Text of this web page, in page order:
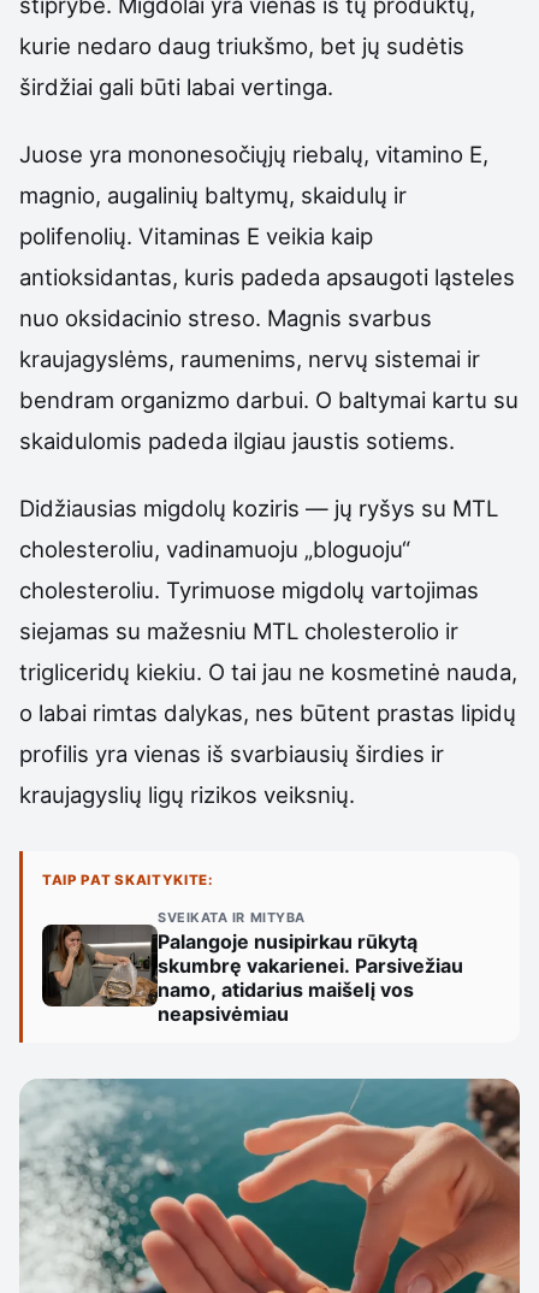
kurie nedaro daug triukšmo, bet jų sudėtis
širdžiai gali būti labai vertinga.
Juose yra mononesočiųjų riebalų, vitamino E,
magnio, augalinių baltymų, skaidulų ir
polifenolių. Vitaminas E veikia kaip
antioksidantas, kuris padeda apsaugoti ląsteles
nuo oksidacinio streso. Magnis svarbus
kraujagyslėms, raumenims, nervų sistemai ir
bendram organizmo darbui. O baltymai kartu su
skaidulomis padeda ilgiau jaustis sotiems.
Didžiausias migdolų koziris — jų ryšys su MTL
cholesteroliu, vadinamuoju „bloguoju“
cholesteroliu. Tyrimuose migdolų vartojimas
siejamas su mažesniu MTL cholesterolio ir
trigliceridų kiekiu. O tai jau ne kosmetinė nauda,
o labai rimtas dalykas, nes būtent prastas lipidų
profilis yra vienas iš svarbiausių širdies ir
kraujagyslių ligų rizikos veiksnių.
TAIP PAT SKAITYKITE:
SVEIKATA IR MITYBA
Palangoje nusipirkau rūkytą
skumbrę vakarienei. Parsivežiau
namo, atidarius maišelį vos
neapsivėmiau